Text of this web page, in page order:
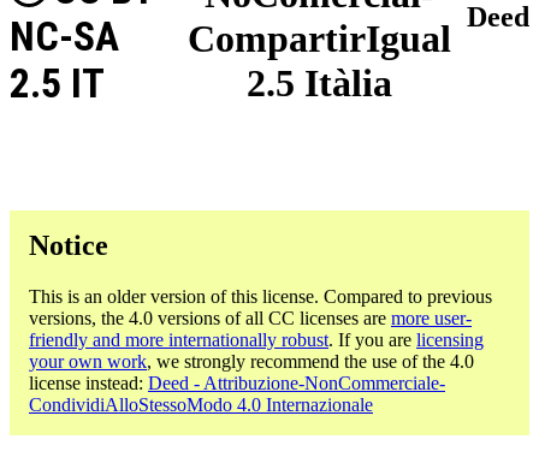
CompartirIgual
2.5 Itàlia
NC-SA
2.5 IT
Deed
Notice
This is an older version of this license. Compared to previous
versions, the 4.0 versions of all CC licenses are more user-
friendly and more internationally robust. If you are licensing
your own work, we strongly recommend the use of the 4.0
license instead: Deed - Attribuzione-NonCommerciale-
CondividiAlloStessoModo 4.0 Internazionale